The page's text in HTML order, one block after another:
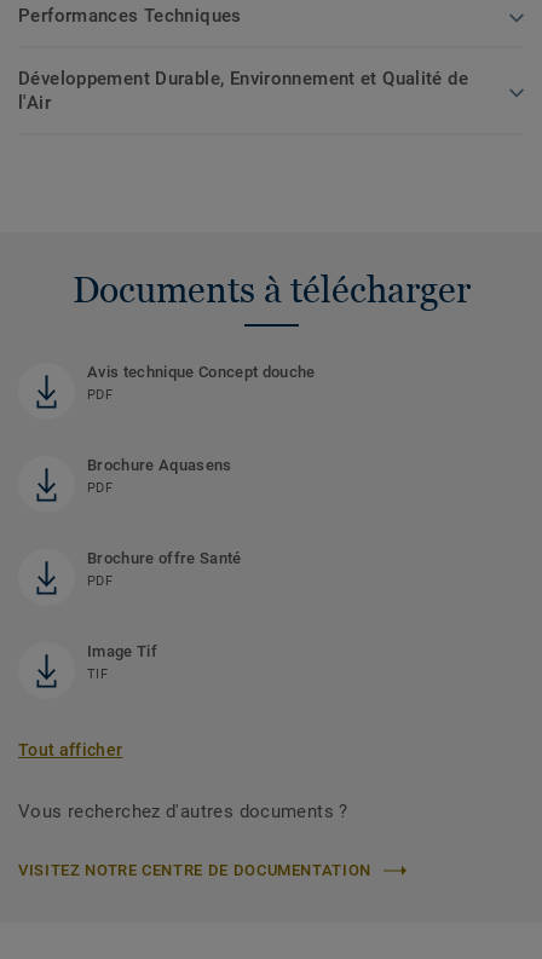
Performances Techniques
Développement Durable, Environnement et Qualité de
l'Air
Documents à télécharger
Avis technique Concept douche
PDF
Brochure Aquasens
PDF
Brochure offre Santé
PDF
Image Tif
TIF
Tout afficher
Vous recherchez d'autres documents ?
VISITEZ NOTRE CENTRE DE DOCUMENTATION